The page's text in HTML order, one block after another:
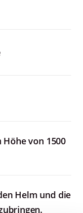
von 1500
Helm und die